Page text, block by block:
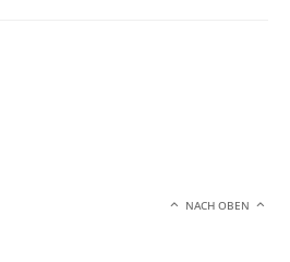
NACH OBEN